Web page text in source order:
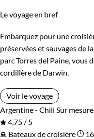
Le voyage en bref
Embarquez pour une
préservées et sauvages de
parc Torres del Paine, vous
cordillère de Darwin.
Voir le voyage
Argentine - Chili Sur mesure
4,75 / 5
Bateaux de croisière